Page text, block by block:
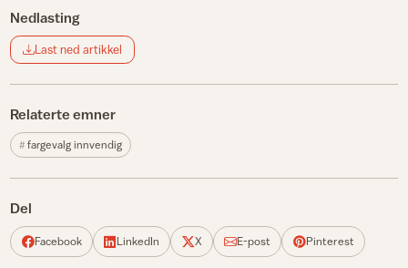
Nedlasting
Last ned artikkel
Relaterte emner
fargevalg innvendig
Del
Facebook LinkedIn X E-post Pinterest